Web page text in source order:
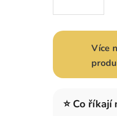
Více
⭐ Co říkají